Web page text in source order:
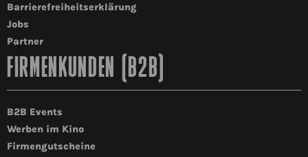
Barrierefreiheitserklärung
Jobs
Partner
FIRMENKUNDEN (B2B)
B2B Events
Werben im Kino
Firmengutscheine